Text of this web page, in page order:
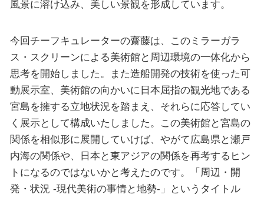
風景に溶け込み、美しい景観を形成しています。
今回チーフキュレーターの齋藤は、このミラーガラ
ス・スクリーンによる美術館と周辺環境の一体化から
思考を開始しました。また造船開発の技術を使った可
動展示室、美術館の向かいに日本屈指の観光地である
宮島を擁する立地状況を踏まえ、それらに応答してい
く展示として構成いたしました。この美術館と宮島の
関係を相似形に展開していけば、やがて広島県と瀬戸
内海の関係や、日本と東アジアの関係を再考するヒン
トになるのではないかと考えたのです。「周辺・開
発・状況 -現代美術の事情と地勢-」というタイトル